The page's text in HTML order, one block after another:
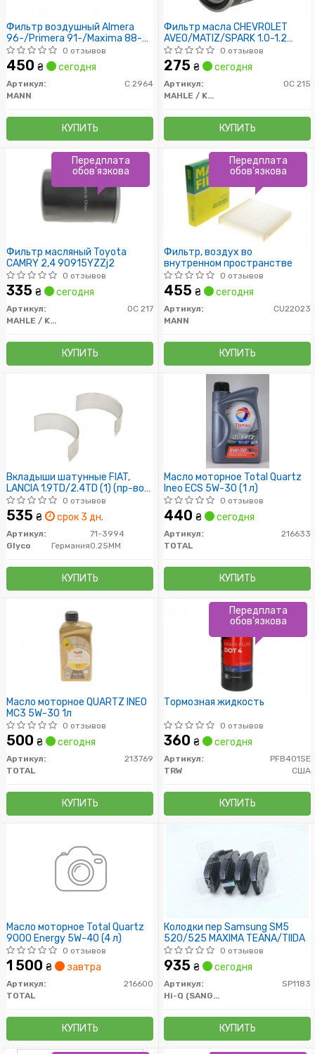
Фильтр воздушный Almera
96-/Primera 91-/Maxima 88-
04/Murano 03-0 отзывов
450 ₴ сегодня
Артикул:
C 2964
MANN
КУПИТЬ
Фильтр масла CHEVROLET
AVEO/MATIZ/SPARK 1.0-1.2
03/05- /М1= 3/4"-16 UNF/
0 отзывов
275 ₴ сегодня
Артикул:
OC 215
MAHLE / KNECHT
КУПИТЬ
Фильтр масляный Toyota
CAMRY 2,4 90915YZZj2
0 отзывов
335 ₴ сегодня
Артикул:
OC 217
MAHLE / KNECHT
КУПИТЬ
Передплата
обов'язкова
Фильтр, воздух во
внутренном пространстве
0 отзывов
455 ₴ сегодня
Артикул:
CU22023
MANN
КУПИТЬ
Передплата
обов'язкова
Вкладыши шатунные FIAT,
LANCIA 1.9TD/2.4TD (1) (пр-во
GLYCO)
0 отзывов
535 ₴ срок 3 дн.
Артикул:
71-3994
0.25MM
Glyco Германия
КУПИТЬ
Масло моторное Total Quartz
Ineo ECS 5W-30 (1 л)
0 отзывов
440 ₴ сегодня
Артикул:
216633
TOTAL
КУПИТЬ
Масло моторное QUARTZ INEO
MC3 5W-30 1л
0 отзывов
500 ₴ сегодня
Артикул:
213769
TOTAL
КУПИТЬ
Тормозная жидкость
0 отзывов
360 ₴ сегодня
Артикул:
PFB401SE
TRW
США
КУПИТЬ
Передплата
обов'язкова
Масло моторное Total Quartz
9000 Energy 5W-40 (4 л)
0 отзывов
1 500 ₴ завтра
Артикул:
216600
TOTAL
КУПИТЬ
Колодки пер Samsung SM5
520/525 MAXIMA TEANA/TIIDA
0 отзывов
935 ₴ сегодня
Артикул:
SP1183
Hi-Q (SANGSIN)
КУПИТЬ